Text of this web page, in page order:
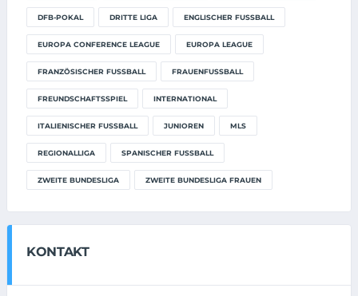
DFB-POKAL DRITTE LIGA ENGLISCHER FUSSBALL
EUROPA CONFERENCE LEAGUE EUROPA LEAGUE
FRANZÖSISCHER FUSSBALL FRAUENFUSSBALL
FREUNDSCHAFTSSPIEL INTERNATIONAL
ITALIENISCHER FUSSBALL JUNIOREN MLS
REGIONALLIGA SPANISCHER FUSSBALL
ZWEITE BUNDESLIGA ZWEITE BUNDESLIGA FRAUEN
KONTAKT